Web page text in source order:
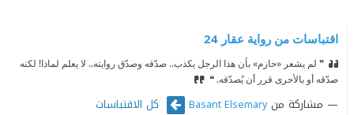
اقتباسات من رواية عقار 24
❞ ‫لم يشعر «حازم» بأن هذا الرجل يكذب.. صدّقه وصدّق روايته.. لا يعلم لماذا! لكنه
صدّقه أو بالأحرى قرر أن يُصدّقه. ❝
مشاركة منBasant Elsemary كل الاقتباسات